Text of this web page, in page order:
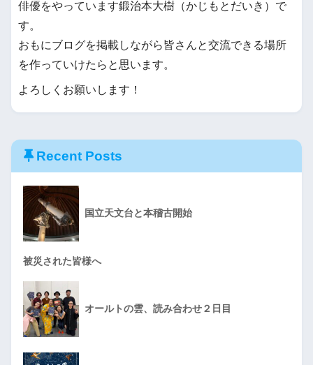
俳優をやっています鍛治本大樹（かじもとだいき）で
す。
おもにブログを掲載しながら皆さんと交流できる場所
を作っていけたらと思います。
よろしくお願いします！
Recent Posts
国立天文台と本稽古開始
被災された皆様へ
オールトの雲、読み合わせ２日目